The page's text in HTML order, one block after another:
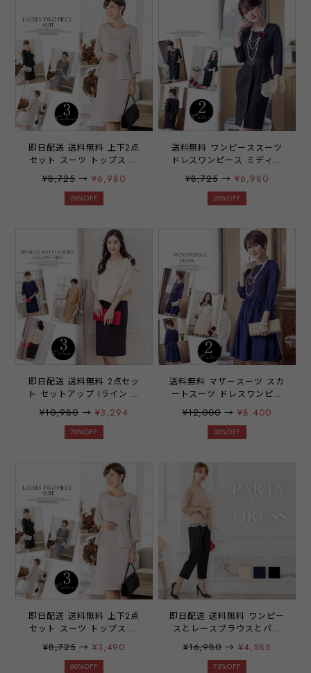
行事 パーティ パーティー
ブライダル 通勤 オフィス
レディース 20代 30代 40代
大きいサイズ お呼ばれ ネイ
ビー アプリコット ブラック
S M L XL XXL emile0089
77bvx
30代 40代 大きいサイズ お
呼ばれ 44pz2
emile0132【アウトレット】
即日配送 送料無料 上下2点
セット スーツ トップス ス
カート 通勤 入学式 卒業式
入園式 卒園式 結婚式 喪服
お通夜 ワンピース レディー
¥8,725→¥6,980
20%OFF
送料無料 ワンピーススーツ
ドレスワンピース ミディア
ム ブラックフォーマル スー
ツ ポケット 結婚式 二次会
入学式 卒業式 ワンピース
sd karoku
¥8,725→ ¥6,980
20%OFF
即日配送 送料無料 2点セッ
ト セットアップ Iライン パ
ーティードレス ドレス スカ
ート ドップス ミディアムド
レス 袖有り 膝丈 結婚式 二
式 参観日 学校 ブライダル
通勤 オフィス レディース
20代 30代 40代 50代 大き
いサイズ お呼ばれ
emile0082 77bxc【アウトレ
ット】
¥10,980 →¥3,294
70%OFF
送料無料 マザースーツ スカ
ートスーツ ドレスワンピー
ス ツィード 入園入学 卒園
式 卒業式 セレモニー ワン
ピース レディース ママ 大
M L XL 2XL
¥12,000→¥8,400
30%OFF
即日配送 送料無料 上下2点
セット スーツ トップス ス
カート 通勤 入学式 卒業式
入園式 卒園式 結婚式 喪服
お通夜 ワンピース レディー
¥8,725→ ¥3,490
60%OFF
即日配送 送料無料 ワンピー
スとレースブラウスとパン
ツの3点セット セットアッ
プ スカート ワンピース ひ
ざ下 ブラウス カットソー
¥16,980→¥4,585
73%OFF